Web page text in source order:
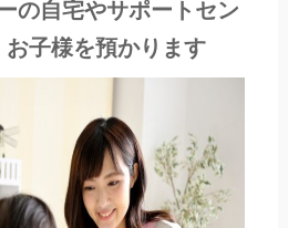
の自宅やサポートセン
お子様を預かります